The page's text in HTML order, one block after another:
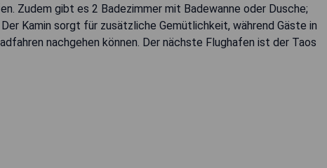
Zudem gibt es 2 Badezimmer mit Badewanne oder Dusche;
Kamin sorgt für zusätzliche Gemütlichkeit, während Gäste in
nachgehen können. Der nächste Flughafen ist der Taos